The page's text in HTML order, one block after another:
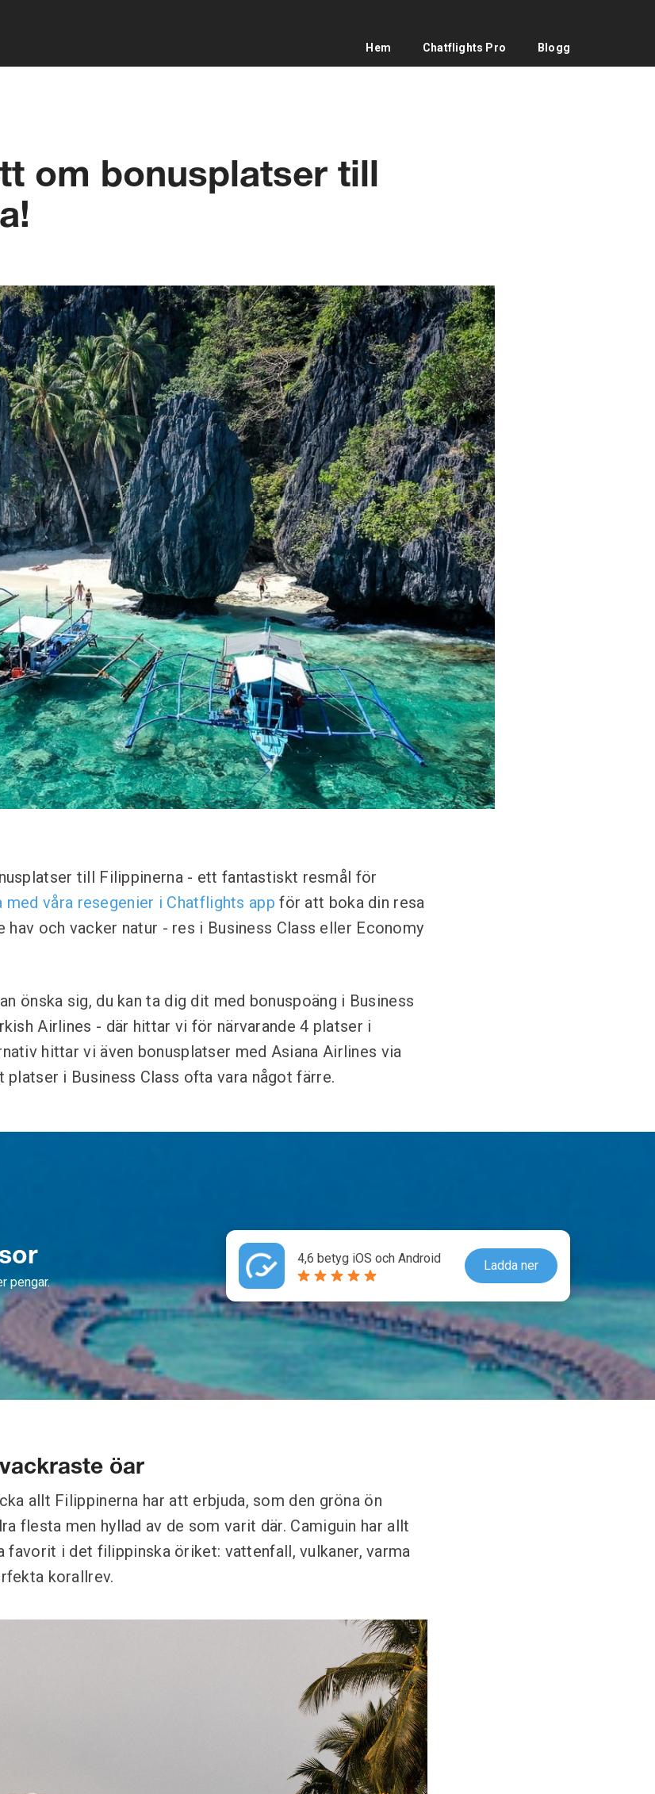
Hem Chatflights Pro Blogg
om bonusplatser till
till Filippinerna - ett fantastiskt resmål för
med våra resegenier i Chatflights app för att boka din resa
och vacker natur - res i Business Class eller Economy
önska sig, du kan ta dig dit med bonuspoäng i Business
Airlines - där hittar vi för närvarande 4 platser i
hittar vi även bonusplatser med Asiana Airlines via
platser i Business Class ofta vara något färre.
pengar.
4,6 betyg iOS och Android Ladda ner
öar
allt Filippinerna har att erbjuda, som den gröna ön
flesta men hyllad av de som varit där. Camiguin har allt
favorit i det filippinska öriket: vattenfall, vulkaner, varma
korallrev.